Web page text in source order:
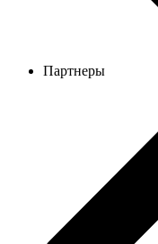
Партнеры